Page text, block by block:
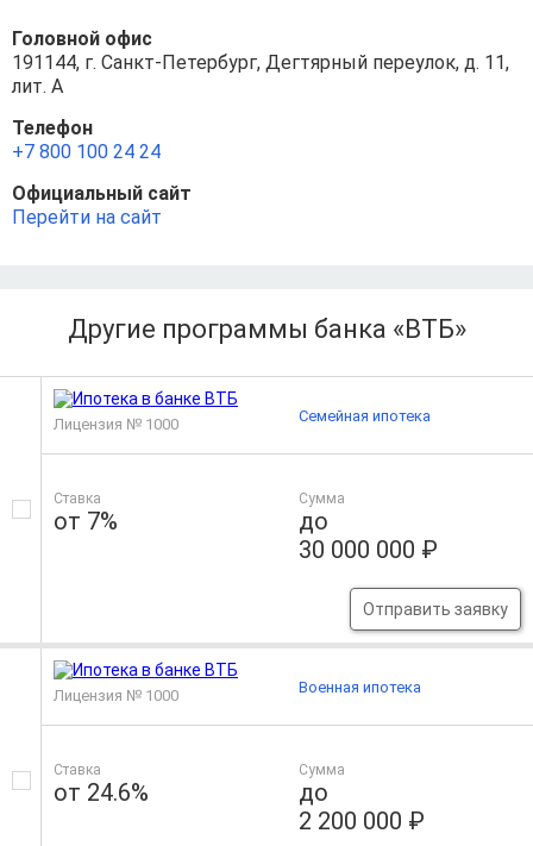
Головной офис
191144, г. Санкт-Петербург, Дегтярный переулок, д. 11,
лит. А
Телефон
+7 800 100 24 24
Официальный сайт
Перейти на сайт
Другие программы банка «ВТБ»
Лицензия № 1000
Ставка
от 7%
Сумма
до
30 000 000 ₽
Отправить заявку
Семейная ипотека
Лицензия № 1000
Ставка
от 24.6%
Сумма
до
2 200 000 ₽
Военная ипотека